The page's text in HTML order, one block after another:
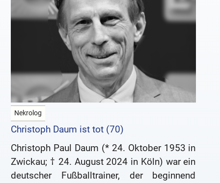
Nekrolog
Christoph Daum ist tot (70)
Christoph Paul Daum (* 24. Oktober 1953 in
Zwickau; † 24. August 2024 in Köln) war ein
deutscher Fußballtrainer, der beginnend